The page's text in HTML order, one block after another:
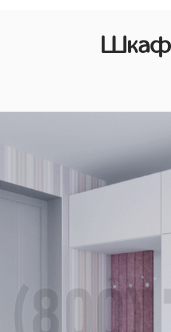
Шкаф